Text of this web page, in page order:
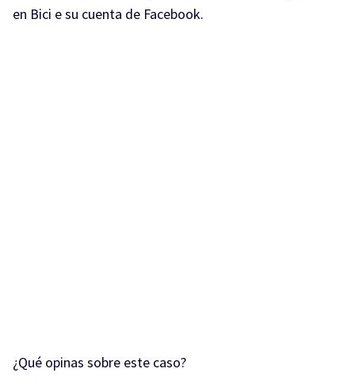
en Bici e su cuenta de Facebook.
¿Qué opinas sobre este caso?